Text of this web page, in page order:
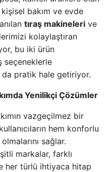
bakım ve evde
tıraş makineleri ve
kolaylaştıran
bu iki ürün
seçeneklerle
da pratik hale getiriyor.
Yenilikçi Çözümler
vazgeçilmez bir
hem konforlu
sağlar.
markalar, farklı
her türlü ihtiyaca hitap